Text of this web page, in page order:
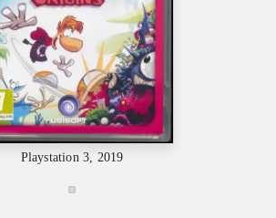
Playstation 3, 2019